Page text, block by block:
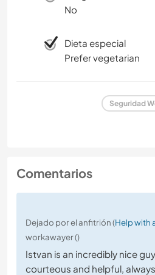
No
Dieta especial
Prefer vegetarian
Seguridad
Comentarios
Dejado por el anfitrión (Help with
workawayer ()
Istvan is an incredibly nice
courteous and helpful,